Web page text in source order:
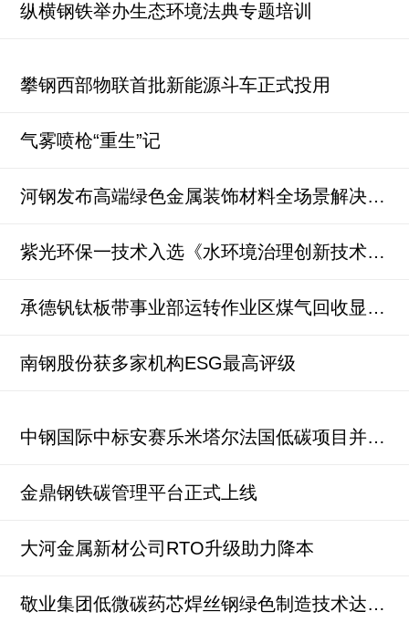
纵横钢铁举办生态环境法典专题培训
攀钢西部物联首批新能源斗车正式投用
气雾喷枪“重生”记
河钢发布高端绿色金属装饰材料全场景解决方案
紫光环保一技术入选《水环境治理创新技术与产品案例（2026版）》
承德钒钛板带事业部运转作业区煤气回收显成效
南钢股份获多家机构ESG最高评级
中钢国际中标安赛乐米塔尔法国低碳项目并签约
金鼎钢铁碳管理平台正式上线
大河金属新材公司RTO升级助力降本
敬业集团低微碳药芯焊丝钢绿色制造技术达国际先进水平